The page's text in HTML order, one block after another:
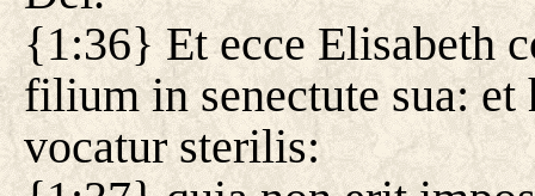
{1:36} Et ecce Elisabeth
filium in senectute sua:
vocatur sterilis: